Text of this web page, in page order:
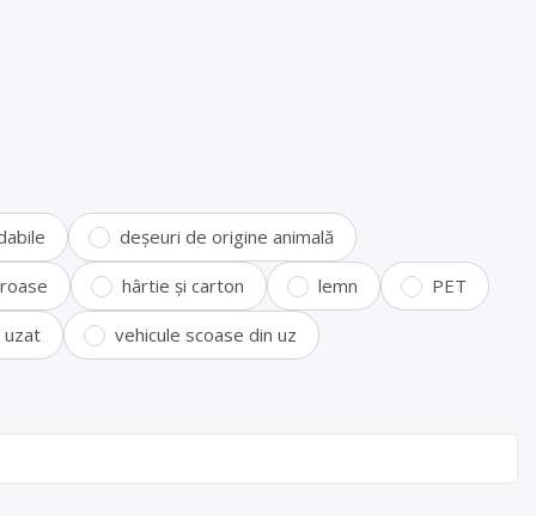
deșeuri de origine animală
hârtie și carton lemn PET
uzat vehicule scoase din uz